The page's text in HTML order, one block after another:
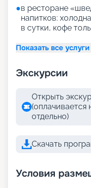
●в ресторане
напитков:
в сутки, кофе
Показать все услуги
Экскурсии
Открыть
(оплачивается
отдельно)
Скачать
Условия